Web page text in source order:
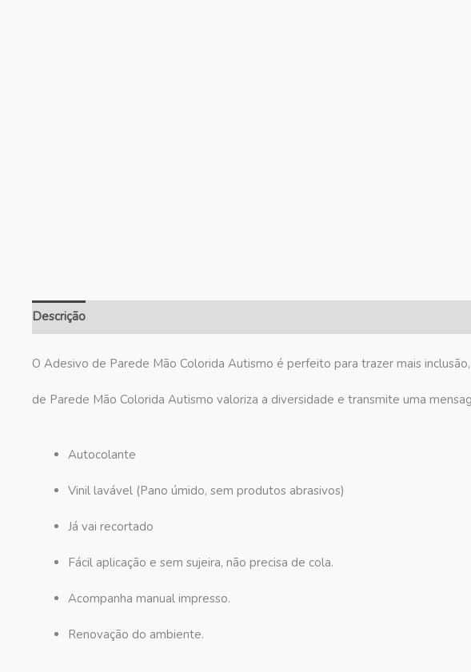
Descrição
O Adesivo de Parede Mão Colorida Autismo é perfeito para trazer mais
de Parede Mão Colorida Autismo valoriza a diversidade e transmite uma
Autocolante
Vinil lavável (Pano úmido, sem produtos abrasivos)
Já vai recortado
Fácil aplicação e sem sujeira, não precisa de cola.
Acompanha manual impresso.
Renovação do ambiente.